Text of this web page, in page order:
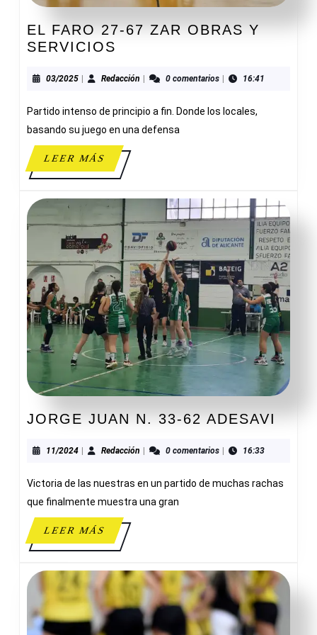
EL FARO 27-67 ZAR OBRAS Y
SERVICIOS
27-
ZAR
OBRAS
Y
SERVICIOS
03/202503/2025Redacción Redacción0 comentarios 16:41
Partido intenso de principio a fin. Donde los locales,
basando su juego en una defensa
LEER MÁSLEER
MÁS
JORGE JUAN N. 33-62 ADESAVI
62
11/202411/2024Redacción Redacción0 comentarios 16:33
Victoria de las nuestras en un partido de muchas rachas
que finalmente muestra una gran
LEER MÁSLEER
MÁS